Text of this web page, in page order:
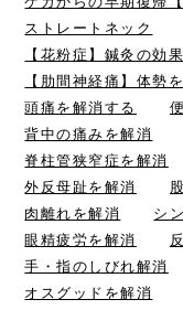
ストレートネック
【花粉症】鍼灸の効
【肋間神経痛】体勢
頭痛を解消する
背中の痛みを解消
脊柱管狭窄症を解消
外反母趾を解消
肉離れを解消
シ
眼精疲労を解消
手・指のしびれ解消
オスグッドを解消